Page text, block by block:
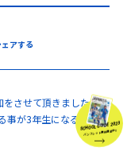
SCHOOL GUIDE 2023
パンフレット無料進呈中!!
ェアする
させて頂きました！！
事が3年生になると皆出